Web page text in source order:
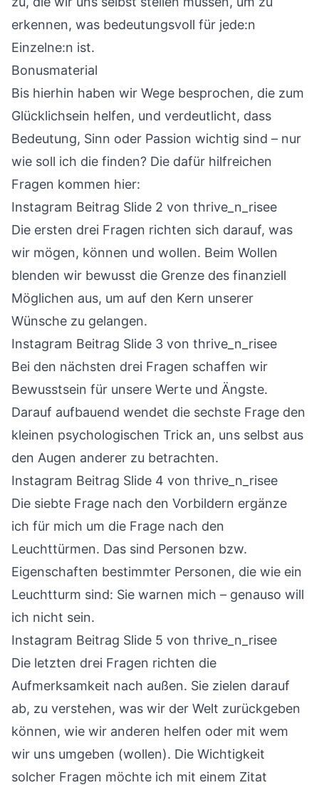
erkennen, was bedeutungsvoll für jede:n
Einzelne:n ist.
Bonusmaterial
Bis hierhin haben wir Wege besprochen, die zum
Glücklichsein helfen, und verdeutlicht, dass
Bedeutung, Sinn oder Passion wichtig sind – nur
wie soll ich die finden? Die dafür hilfreichen
Fragen kommen hier:
Instagram Beitrag Slide 2 von thrive_n_risee
Die ersten drei Fragen richten sich darauf, was
wir mögen, können und wollen. Beim Wollen
blenden wir bewusst die Grenze des finanziell
Möglichen aus, um auf den Kern unserer
Wünsche zu gelangen.
Instagram Beitrag Slide 3 von thrive_n_risee
Bei den nächsten drei Fragen schaffen wir
Bewusstsein für unsere Werte und Ängste.
Darauf aufbauend wendet die sechste Frage den
kleinen psychologischen Trick an, uns selbst aus
den Augen anderer zu betrachten.
Instagram Beitrag Slide 4 von thrive_n_risee
Die siebte Frage nach den Vorbildern ergänze
ich für mich um die Frage nach den
Leuchttürmen. Das sind Personen bzw.
Eigenschaften bestimmter Personen, die wie ein
Leuchtturm sind: Sie warnen mich – genauso will
ich nicht sein.
Instagram Beitrag Slide 5 von thrive_n_risee
Die letzten drei Fragen richten die
Aufmerksamkeit nach außen. Sie zielen darauf
ab, zu verstehen, was wir der Welt zurückgeben
können, wie wir anderen helfen oder mit wem
wir uns umgeben (wollen). Die Wichtigkeit
solcher Fragen möchte ich mit einem Zitat